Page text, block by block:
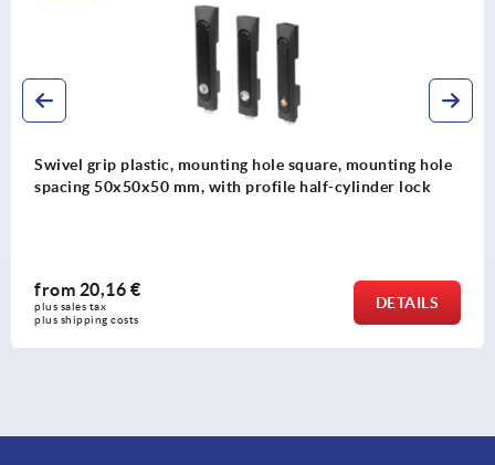
Swivel grip plastic, mounting hole square, mounting hole
spacing 50x50x50 mm, with profile half-cylinder lock
from 20,16 €
plus sales tax
plus shipping costs
DETAILS